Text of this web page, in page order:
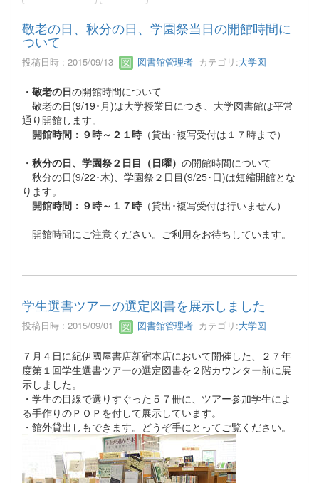
敬老の日、秋分の日、学園祭当日の開館時間に
ついて
投稿日時 : 2015/09/13 図書館管理者 カテゴリ:大学図
・ 敬老の日の開館時間について
敬老の日(9/19･月)は大学授業日につき、大学図書館は平常
通り開館します。
開館時間：９時～２１時 （貸出･複写受付は１７時まで）
・ 秋分の日、学園祭２日目（日曜） の開館時間について
秋分の日(9/22･木)、学園祭２日目(9/25･日)は短縮開館とな
ります。
開館時間：９時～１７時 （貸出･複写受付は行いません）
開館時間にご注意ください。ご利用をお待ちしています。
学生選書ツアーの選定図書を展示しました
投稿日時 : 2015/09/01 図書館管理者 カテゴリ:大学図
７月４日に紀伊國屋書店新宿本店において開催した、２７年
度第１回学生選書ツアーの選定図書を２階カウンター前に展
示しました。
・学生の目線で選りすぐった５７冊に、ツアー参加学生によ
る手作りのＰＯＰを付して展示しています。
・館外貸出しもできます。どうぞ手にとってご覧ください。